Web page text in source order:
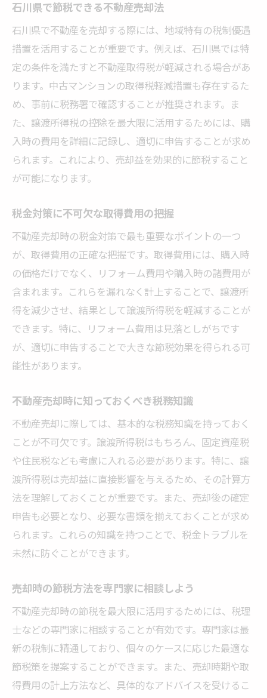
不動産売却時の税金を賢く節約する方法
不動産売却時に効果的な税金節約法
賢い不動産売却で節税を実現する方法
取得費用を正確に把握し節税を狙う
売却前に検討すべき税金対策の手順
不動産売却での節税を税理士と相談
石川県での不動産売却における税制活用
石川県での不動産売却の税金知識
石川県で不動産売却時の税金知識を学ぶ
税金対策を考慮した不動産売却プラン
石川県の税法を活用した売却戦略
不動産売却で取得費用を正確に計上
石川県の特例を理解し税金を節約
不動産売却時に役立つ税金情報
不動産売却時に重要な税金情報を取得
税金対策を意識した不動産売却の進め方
取得費用を見直し譲渡所得を減らす方法
石川県で不動産売却を計画的に進める
不動産売却を有利に進めるための税務知識
石川県での不動産売却と税金対策のコツ
石川県で不動産売却時の税金対策の基本
不動産売却での税金節約法を実践しよう
取得費用を見直し節税を図る方法
石川県の税制を活用した売却計画
税金軽減を意識した不動産売却の仕方
🏠 かんたん無料査定
※しつこい営業は一切ありません※ご入力いた
だいた情報は査定以外には使用いたしません
石川県で節税できる不動産売却法
石川県で不動産を売却する際には、地域特有の税制優遇
措置を活用することが重要です。例えば、石川県では特
定の条件を満たすと不動産取得税が軽減される場合があ
ります。中古マンションの取得税軽減措置も存在するた
め、事前に税務署で確認することが推奨されます。ま
た、譲渡所得税の控除を最大限に活用するためには、購
入時の費用を詳細に記録し、適切に申告することが求め
られます。これにより、売却益を効果的に節税すること
が可能になります。
税金対策に不可欠な取得費用の把握
不動産売却時の税金対策で最も重要なポイントの一つ
が、取得費用の正確な把握です。取得費用には、購入時
の価格だけでなく、リフォーム費用や購入時の諸費用が
含まれます。これらを漏れなく計上することで、譲渡所
得を減少させ、結果として譲渡所得税を軽減することが
できます。特に、リフォーム費用は見落としがちです
が、適切に申告することで大きな節税効果を得られる可
能性があります。
不動産売却時に知っておくべき税務知識
不動産売却に際しては、基本的な税務知識を持っておく
ことが不可欠です。譲渡所得税はもちろん、固定資産税
や住民税なども考慮に入れる必要があります。特に、譲
渡所得税は売却益に直接影響を与えるため、その計算方
法を理解しておくことが重要です。また、売却後の確定
申告も必要となり、必要な書類を揃えておくことが求め
られます。これらの知識を持つことで、税金トラブルを
未然に防ぐことができます。
売却時の節税方法を専門家に相談しよう
不動産売却時の節税を最大限に活用するためには、税理
士などの専門家に相談することが有効です。専門家は最
新の税制に精通しており、個々のケースに応じた最適な
節税策を提案することができます。また、売却時期や取
得費用の計上方法など、具体的なアドバイスを受けるこ